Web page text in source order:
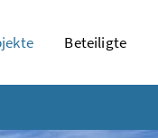
Beteiligte